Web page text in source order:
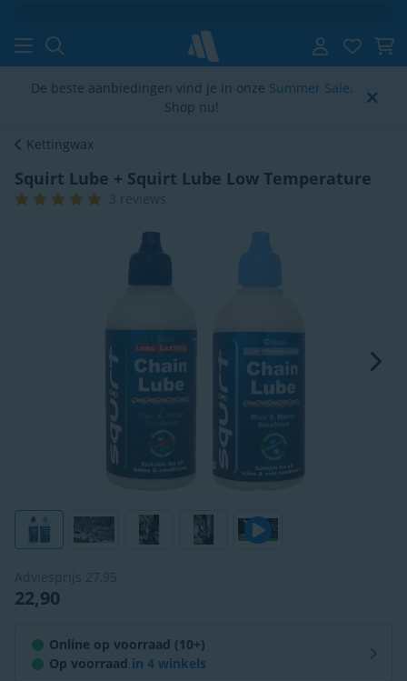
De beste aanbiedingen vind je in onze Summer Sale.
Shop nu!
Kettingwax
Squirt Lube + Squirt Lube Low Temperature
3 reviews
Adviesprijs 27,95
22,90
Online op voorraad (10+)
Op voorraad in 4 winkels